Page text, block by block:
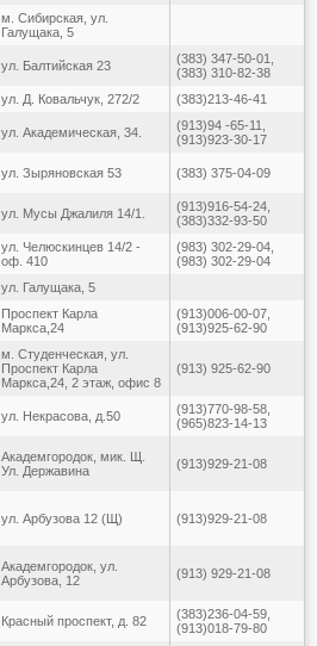
м. Сибирская, ул.
Галущака, 5
ул. Балтийская 23
(383) 347-50-01,
(383) 310-82-38
ул. Д. Ковальчук, 272/2 (383)213-46-41
ул. Академическая, 34.
(913)94 -65-11,
(913)923-30-17
ул. Зыряновская 53 (383) 375-04-09
ул. Мусы Джалиля 14/1.
(913)916-54-24,
(383)332-93-50
ул. Челюскинцев 14/2 -
оф. 410
(983) 302-29-04,
(983) 302-29-04
ул. Галущака, 5
Проспект Карла
Маркса,24
(913)006-00-07,
(913)925-62-90
м. Студенческая, ул.
Проспект Карла
Маркса,24, 2 этаж, офис 8
(913) 925-62-90
ул. Некрасова, д.50
(913)770-98-58,
(965)823-14-13
Академгородок, мик. Щ.
Ул. Державина
(913)929-21-08
ул. Арбузова 12 (Щ) (913)929-21-08
Академгородок, ул.
Арбузова, 12
(913) 929-21-08
Красный проспект, д. 82
(383)236-04-59,
(913)018-79-80